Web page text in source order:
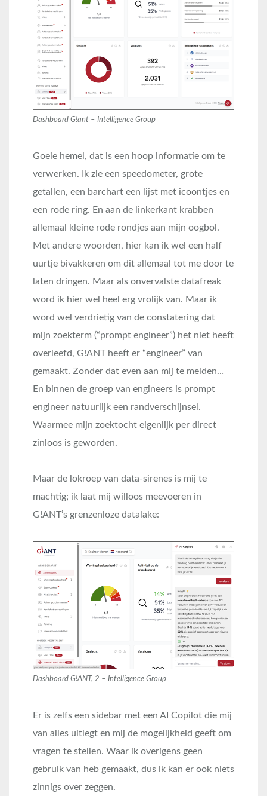
Dashboard G!ant – Intelligence Group
Goeie hemel, dat is een hoop informatie om te
verwerken. Ik zie een speedometer, grote
getallen, een barchart een lijst met icoontjes en
een rode ring. En aan de linkerkant krabben
allemaal kleine rode rondjes aan mijn oogbol.
Met andere woorden, hier kan ik wel een half
uurtje bivakkeren om dit allemaal tot me door te
laten dringen. Maar als onvervalste datafreak
word ik hier wel heel erg vrolijk van. Maar ik
word wel verdrietig van de constatering dat
mijn zoekterm (“prompt engineer”) het niet heeft
overleefd, G!ANT heeft er “engineer” van
gemaakt. Zonder dat even aan mij te melden…
En binnen de groep van engineers is prompt
engineer natuurlijk een randverschijnsel.
Waarmee mijn zoektocht eigenlijk per direct
zinloos is geworden.
Maar de lokroep van data-sirenes is mij te
machtig; ik laat mij willoos meevoeren in
G!ANT’s grenzenloze datalake:
Dashboard G!ANT, 2 – Intelligence Group
Er is zelfs een sidebar met een AI Copilot die mij
van alles uitlegt en mij de mogelijkheid geeft om
vragen te stellen. Waar ik overigens geen
gebruik van heb gemaakt, dus ik kan er ook niets
zinnigs over zeggen.